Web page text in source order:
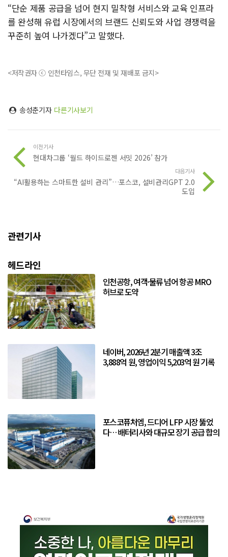
“단순 제품 공급을 넘어 현지 밀착형 서비스와 교육 인프라
를 완성해 유럽 시장에서의 브랜드 신뢰도와 사업 경쟁력을
꾸준히 높여 나가겠다”고 말했다.
<저작권자 ⓒ 인천타임스, 무단 전재 및 재배포 금지>
송성춘기자 다른기사보기
이전기사
현대차그룹 ‘월드 하이드로젠 서밋 2026’ 참가
다음기사
“AI활용하는 스마트한 설비 관리”…포스코, 설비관리GPT 2.0
도입
관련기사
헤드라인
인천공항, 여객·물류 넘어 항공 MRO
허브로 도약
네이버, 2026년 2분기 매출액 3조
3,888억 원, 영업이익 5,203억 원 기록
포스코퓨처엠, 드디어 LFP 시장 뚫었
다… 배터리사와 대규모 장기 공급 합의